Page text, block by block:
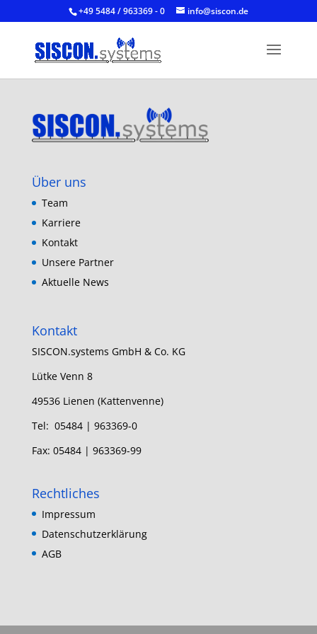
+49 5484 / 963369 - 0 info@siscon.de
Über uns
Team
Karriere
Kontakt
Unsere Partner
Aktuelle News
Kontakt
SISCON.systems GmbH & Co. KG
Lütke Venn 8
49536 Lienen (Kattenvenne)
Tel: 05484 | 963369-0
Fax: 05484 | 963369-99
Rechtliches
Impressum
Datenschutzerklärung
AGB